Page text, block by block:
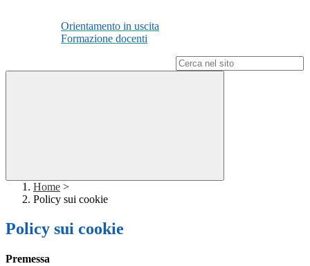
Orientamento in uscita
Formazione docenti
Home >
Policy sui cookie
Policy sui cookie
Premessa